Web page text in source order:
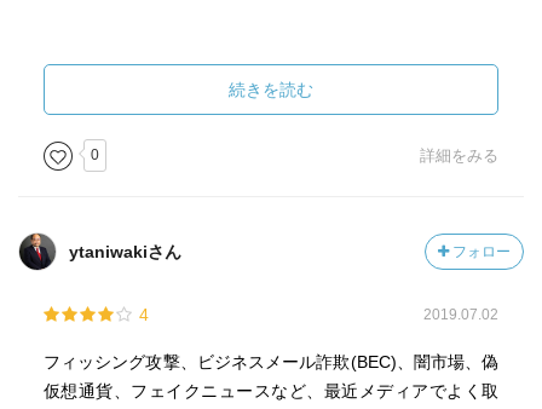
続きを読む
0 詳細をみる
ytaniwakiさん フォロー
4 2019.07.02
フィッシング攻撃、ビジネスメール詐欺(BEC)、闇市場、偽
仮想通貨、フェイクニュースなど、最近メディアでよく取